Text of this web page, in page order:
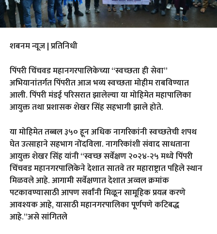
शबनम न्यूज | प्रतिनिधी
पिंपरी चिंचवड महानगरपालिकेच्या “स्वच्छता ही सेवा”
अभियानांतर्गत पिंपरीत आज भव्य स्वच्छता मोहीम राबविण्यात
आली. पिंपरी मंडई परिसरात झालेल्या या मोहिमेत महापालिका
आयुक्त तथा प्रशासक शेखर सिंह सहभागी झाले होते.
या मोहिमेत तब्बल ३५० हून अधिक नागरिकांनी स्वच्छतेची शपथ
घेत उत्साहाने सहभाग नोंदविला. नागरिकांशी संवाद साधताना
आयुक्त शेखर सिंह यांनी “स्वच्छ सर्वेक्षण २०२४-२५ मध्ये पिंपरी
चिंचवड महानगरपालिकेने देशात सातवे तर महाराष्ट्रात पहिले स्थान
मिळवले आहे. आगामी सर्वेक्षणात देशात अव्वल क्रमांक
पटकावण्यासाठी आपण सर्वांनी मिळून सामूहिक प्रयत्न करणे
आवश्यक आहे, यासाठी महानगरपालिका पूर्णपणे कटिबद्ध
आहे.”असे सांगितले